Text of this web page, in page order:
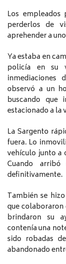
Los empleados
perderlos de
aprehender a
Ya estaba en
policía en su
observó a un
buscando que
estacionado a la
La Sargento
fuera. Lo
vehículo junto a
Cuando
definitivamente.
También se
que colaboraron
brindaron su
contenía una
sido robadas
abandonado